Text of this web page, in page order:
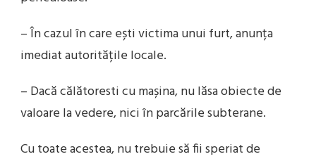
– În cazul în care ești victima unui furt, anunța
imediat autoritățile locale.
– Dacă călătoresti cu mașina, nu lăsa obiecte de
valoare la vedere, nici în parcările subterane.
Cu toate acestea, nu trebuie să fii speriat de